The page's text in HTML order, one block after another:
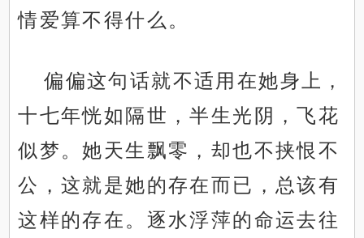
情爱算不得什么。
偏偏这句话就不适用在她身上，
十七年恍如隔世，半生光阴，飞花
似梦。她天生飘零，却也不挟恨不
公，这就是她的存在而已，总该有
这样的存在。逐水浮萍的命运去往